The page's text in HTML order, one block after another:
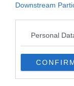
Downstream
Personal
Ha
van,